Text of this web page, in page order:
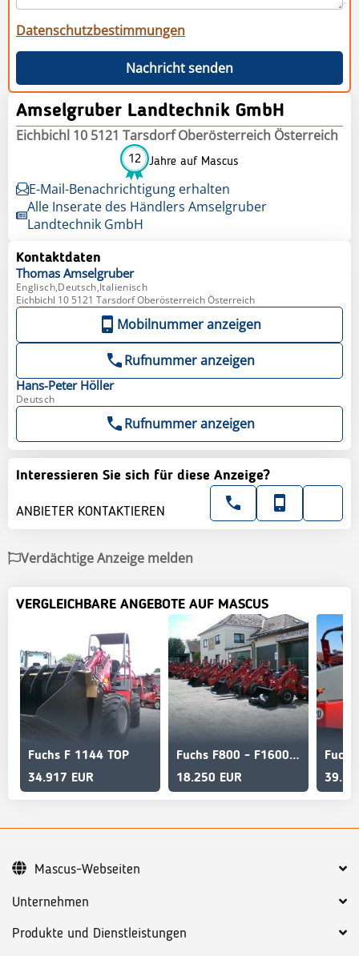
Datenschutzbestimmungen
Nachricht senden
Amselgruber Landtechnik GmbH
Eichbichl 10 5121 Tarsdorf Oberösterreich Österreich
12 Jahre auf Mascus
E-Mail-Benachrichtigung erhalten
Alle Inserate des Händlers Amselgruber
Landtechnik GmbH
Kontaktdaten
Thomas Amselgruber
Englisch,Deutsch,Italienisch
Eichbichl 10 5121 Tarsdorf Oberösterreich Österreich
Mobilnummer anzeigen
Rufnummer anzeigen
Hans-Peter Höller
Deutsch
Rufnummer anzeigen
Interessieren Sie sich für diese Anzeige?
ANBIETER KONTAKTIEREN
Verdächtige Anzeige melden
VERGLEICHBARE ANGEBOTE AUF MASCUS
Fuchs F 1144 TOP
34.917 EUR
Fuchs F800 - F1600 mit Österreichpaket
18.250 EUR
Unternehmen
Produkte und Dienstleistungen
Mascus-Webseiten